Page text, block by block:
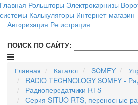
Главная Рольшторы Электрокарнизы
системы Калькуляторы Интернет-магазин
Авторизация Регистрация
ПОИСК ПО САЙТУ:
Главная Каталог SOMFY
RADIO TECHNOLOGY SOMFY -
Радиопередатчики RTS
Серия SITUO RTS, переносные